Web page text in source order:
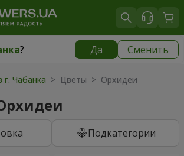
? Да Сменить
|
г. Чабанка > Цветы > Орхидеи
Подкатегории